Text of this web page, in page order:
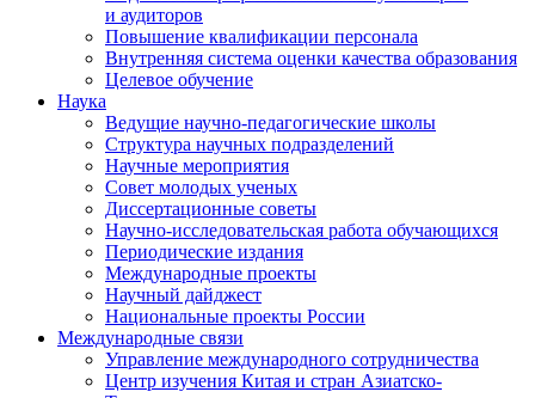
и аудиторов
Повышение квалификации персонала
Внутренняя система оценки качества образования
Целевое обучение
Наука
Ведущие научно-педагогические школы
Структура научных подразделений
Научные мероприятия
Совет молодых ученых
Диссертационные советы
Научно-исследовательская работа обучающихся
Периодические издания
Международные проекты
Научный дайджест
Национальные проекты России
Международные связи
Управление международного сотрудничества
Центр изучения Китая и стран Азиатско-